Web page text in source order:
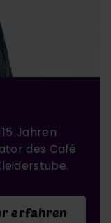
Jahren
des Café
erfahren